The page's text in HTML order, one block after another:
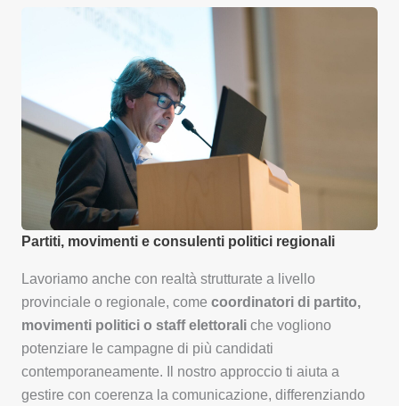
Partiti, movimenti e consulenti politici regionali
Lavoriamo anche con realtà strutturate a livello
provinciale o regionale, come coordinatori di partito,
movimenti politici o staff elettorali che vogliono
potenziare le campagne di più candidati
contemporaneamente. Il nostro approccio ti aiuta a
gestire con coerenza la comunicazione, differenziando